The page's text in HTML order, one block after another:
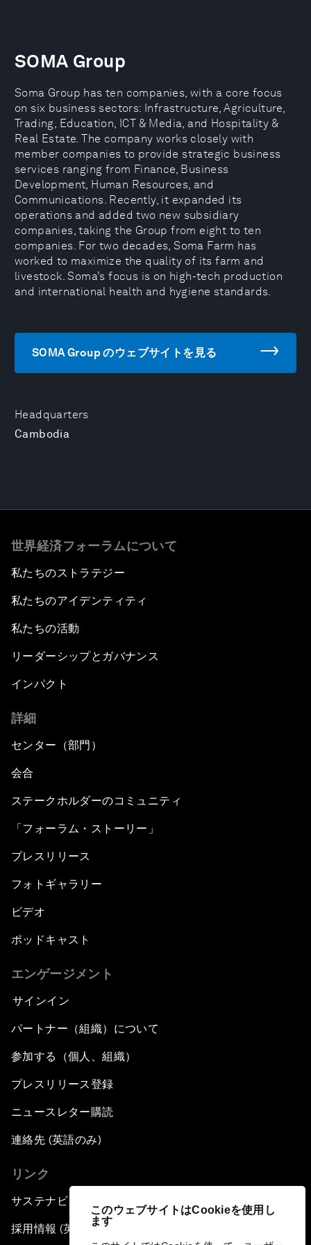
このウェブサイトはCookieを使用し
ます
Headquarters
Cambodia
SOMA Group
Soma Group has ten companies, with a core focus
on six business sectors: Infrastructure, Agriculture,
Trading, Education, ICT & Media, and Hospitality &
Real Estate. The company works closely with
member companies to provide strategic business
services ranging from Finance, Business
Development, Human Resources, and
Communications. Recently, it expanded its
operations and added two new subsidiary
companies, taking the Group from eight to ten
companies. For two decades, Soma Farm has
worked to maximize the quality of its farm and
livestock. Soma’s focus is on high-tech production
and international health and hygiene standards.
SOMA Group のウェブサイトを見る
世界経済フォーラムについて
私たちのストラテジー
私たちのアイデンティティ
私たちの活動
リーダーシップとガバナンス
インパクト
詳細
センター（部門）
会合
ステークホルダーのコミュニティ
「フォーラム・ストーリー」
プレスリリース
フォトギャラリー
ビデオ
ポッドキャスト
エンゲージメント
サインイン
パートナー（組織）について
参加する（個人、組織）
プレスリリース登録
ニュースレター購読
連絡先 (英語のみ)
リンク
サステナビリティへの取り組み
採用情報 (英語のみ)